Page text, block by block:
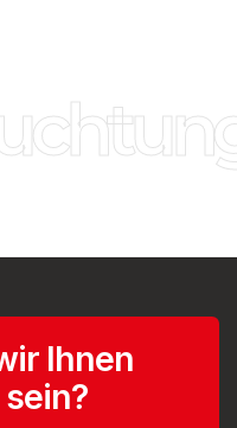
Ihnen